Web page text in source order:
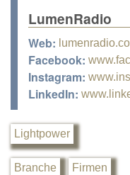
LumenRadio
Web:
Facebook:
Instagram:
LinkedIn:
Lightpower
Branche Firmen